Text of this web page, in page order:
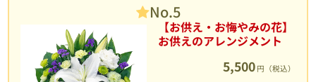
No.5
【お供え・お悔やみの花】
お供えのアレンジメント
5,500 円（税込）